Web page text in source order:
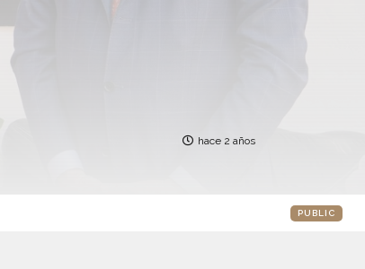
hace 2 años
PUBLIC